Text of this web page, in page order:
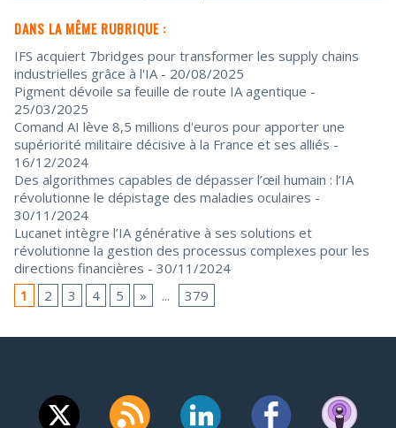
DANS LA MÊME RUBRIQUE :
IFS acquiert 7bridges pour transformer les supply chains
industrielles grâce à l'IA - 20/08/2025
Pigment dévoile sa feuille de route IA agentique -
25/03/2025
Comand AI lève 8,5 millions d'euros pour apporter une
supériorité militaire décisive à la France et ses alliés -
16/12/2024
Des algorithmes capables de dépasser l’œil humain : l’IA
révolutionne le dépistage des maladies oculaires -
30/11/2024
Lucanet intègre l’IA générative à ses solutions et
révolutionne la gestion des processus complexes pour les
directions financières - 30/11/2024
1
2 3 4 5 » ... 379